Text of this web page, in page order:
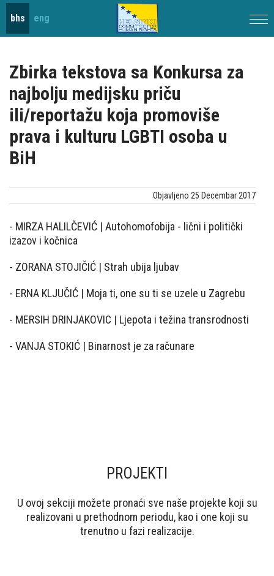
bhs eng
O
NAMA
NOVOSTI
PUBLIKACIJE
GALERIJE
KONTAKT
Zbirka tekstova sa Konkursa za
najbolju medijsku priču
ili/reportažu koja promoviše
prava i kulturu LGBTI osoba u
BiH
Objavljeno 25 Decembar 2017
- MIRZA HALILČEVIĆ | Autohomofobija - lični i politički
izazov i kočnica
- ZORANA STOJIČIĆ | Strah ubija ljubav
- ERNA KLJUČIĆ | Moja ti, one su ti se uzele u Zagrebu
- MERSIH DRINJAKOVIC | Ljepota i težina transrodnosti
- VANJA STOKIĆ | Binarnost je za računare
PROJEKTI
U ovoj sekciji možete pronaći sve naše projekte koji su
realizovani u prethodnom periodu, kao i one koji su
trenutno u fazi realizacije.